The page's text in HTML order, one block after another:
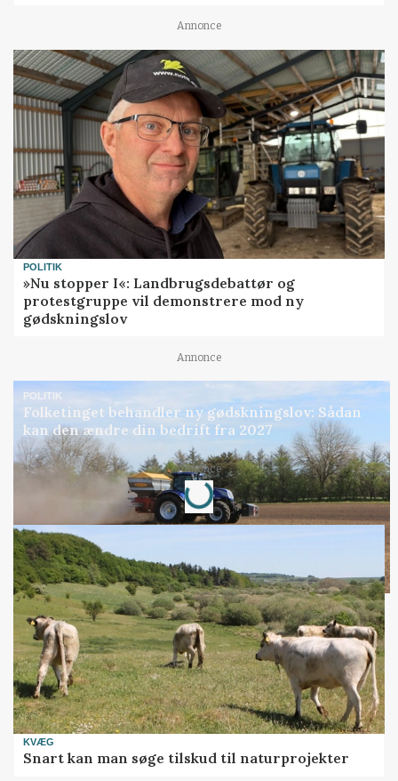
Annonce
POLITIK
»Nu stopper I«: Landbrugsdebattør og
protestgruppe vil demonstrere mod ny
gødskningslov
Annonce
POLITIK
Folketinget behandler ny gødskningslov: Sådan
kan den ændre din bedrift fra 2027
Annonce
Loading...
KVÆG
Snart kan man søge tilskud til naturprojekter